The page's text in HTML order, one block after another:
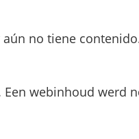
aún no tiene
webinhoud werd